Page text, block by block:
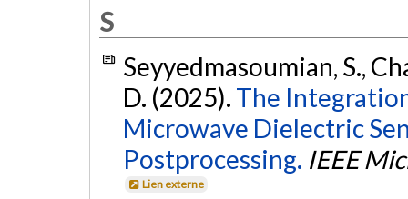
S
Seyyedmasoumian, S.,
D. (2025). The
Microwave Dielectric
Postprocessing. IEEE
Lien externe